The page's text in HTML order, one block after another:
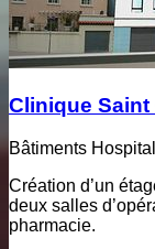
Clinique Saint
Bâtiments
Création d’un
deux salles
pharmacie.